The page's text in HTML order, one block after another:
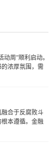
周”顺利启动。
浓厚氛围，需
在“读好书”上见
合于反腐败斗
本遵循。金融
之路，打好金